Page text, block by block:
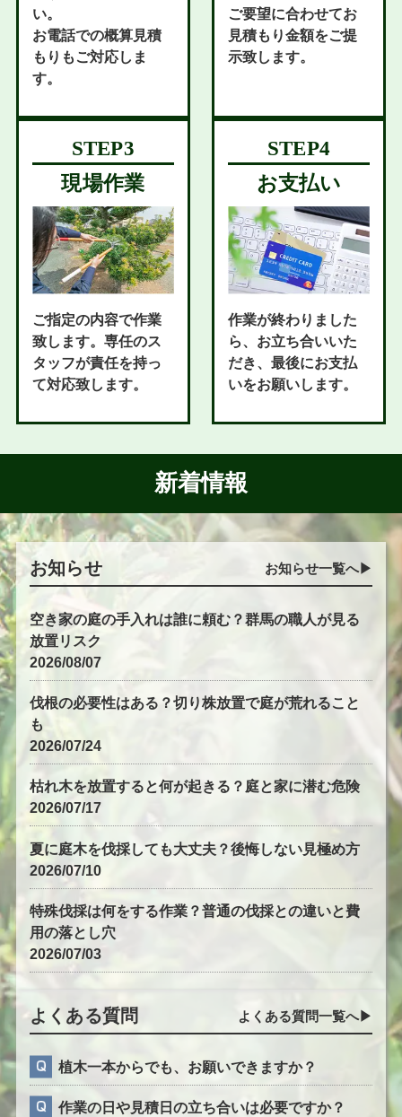
い。
お電話での概算見積
もりもご対応しま
す。
ご要望に合わせてお
見積もり金額をご提
示致します。
現場作業
ご指定の内容で作業
致します。専任のス
タッフが責任を持っ
て対応致します。
お支払い
作業が終わりました
ら、お立ち合いいた
だき、最後にお支払
いをお願いします。
新着情報
お知らせ お知らせ一覧へ▶︎
空き家の庭の手入れは誰に頼む？群馬の職人が見る
放置リスク
2026/08/07
伐根の必要性はある？切り株放置で庭が荒れること
も
2026/07/24
枯れ木を放置すると何が起きる？庭と家に潜む危険
2026/07/17
夏に庭木を伐採しても大丈夫？後悔しない見極め方
2026/07/10
特殊伐採は何をする作業？普通の伐採との違いと費
用の落とし穴
2026/07/03
よくある質問 よくある質問一覧へ▶︎
植木一本からでも、お願いできますか？
作業の日や見積日の立ち合いは必要ですか？